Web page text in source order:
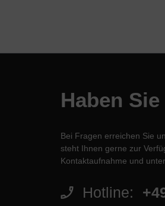
Haben
Bei Fragen erreichen Sie
steht Ihnen gerne zur
Kontaktaufnahme und
Hotline: